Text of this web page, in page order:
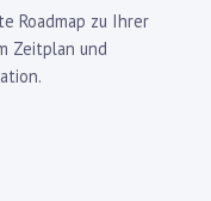
Roadmap zu Ihrer
Zeitplan und